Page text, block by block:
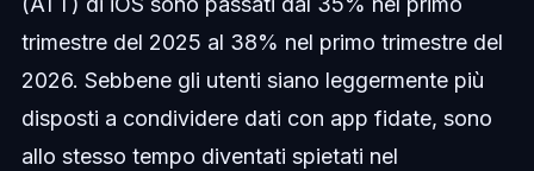
trimestre del 2025 al 38% nel primo trimestre del
2026. Sebbene gli utenti siano leggermente più
disposti a condividere dati con app fidate, sono
allo stesso tempo diventati spietati nel